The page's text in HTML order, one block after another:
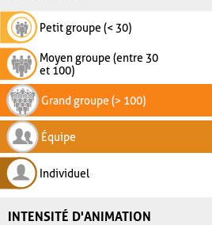
Petit groupe (< 30)
Moyen groupe (entre 30
et 100)
Grand groupe (> 100)
Équipe
Individuel
INTENSITÉ D'ANIMATION